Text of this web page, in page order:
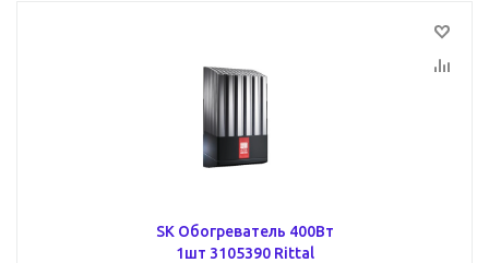
SK Обогреватель 400Вт
1шт 3105390 Rittal